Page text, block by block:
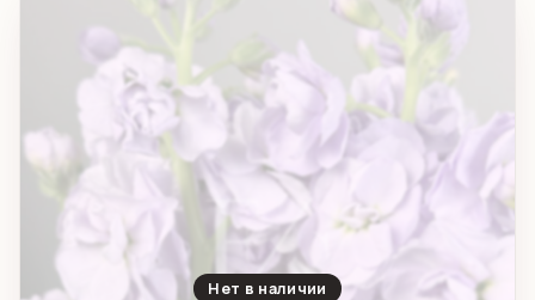
Нет в наличии